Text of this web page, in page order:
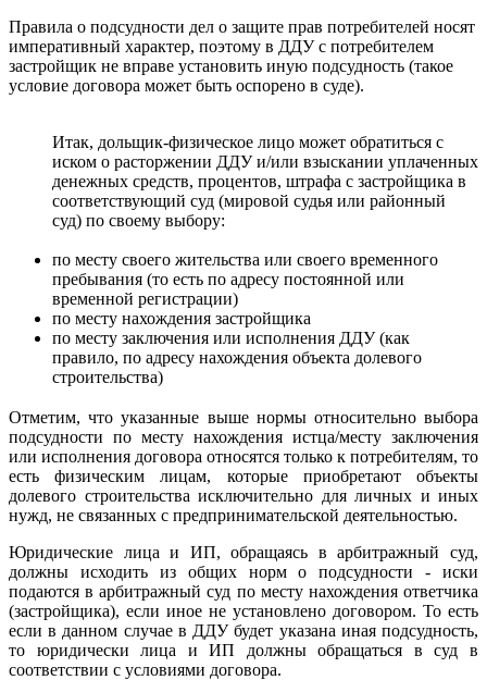
Правила о подсудности дел о защите прав потребителей носят
императивный характер, поэтому в ДДУ с потребителем
застройщик не вправе установить иную подсудность (такое
условие договора может быть оспорено в суде).
Итак, дольщик-физическое лицо может обратиться с
иском о расторжении ДДУ и/или взыскании уплаченных
денежных средств, процентов, штрафа с застройщика в
соответствующий суд (мировой судья или районный
суд) по своему выбору:
по месту своего жительства или своего временного
пребывания (то есть по адресу постоянной или
временной регистрации)
по месту нахождения застройщика
по месту заключения или исполнения ДДУ (как
правило, по адресу нахождения объекта долевого
строительства)
Отметим, что указанные выше нормы относительно выбора
подсудности по месту нахождения истца/месту заключения
или исполнения договора относятся только к потребителям, то
есть физическим лицам, которые приобретают объекты
долевого строительства исключительно для личных и иных
нужд, не связанных с предпринимательской деятельностью.
Юридические лица и ИП, обращаясь в арбитражный суд,
должны исходить из общих норм о подсудности - иски
подаются в арбитражный суд по месту нахождения ответчика
(застройщика), если иное не установлено договором. То есть
если в данном случае в ДДУ будет указана иная подсудность,
то юридически лица и ИП должны обращаться в суд в
соответствии с условиями договора.